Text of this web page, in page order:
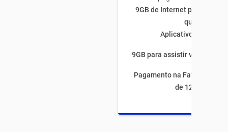
9GB de Internet para utilizar
quiser
Aplicativos
9GB para assistir vídeos por
Pagamento na Fatura com
de 12 meses